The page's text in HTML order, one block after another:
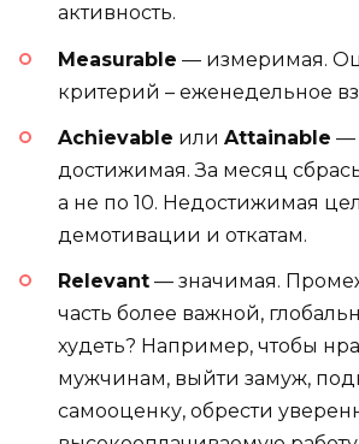
активность.
Measurable — измеримая.
критерий – еженедельное
Achievable или Attainable —
достижимая. За месяц
а не по 10. Недостижимая
демотивации и откатам.
Relevant — значимая.
часть более важной,
худеть? Например, чтобы
мужчинам, выйти замуж,
самооценку, обрести